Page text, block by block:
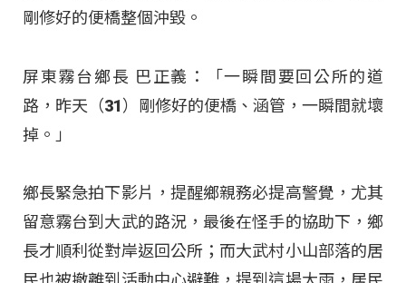
剛修好的便橋整個沖毀。
屏東霧台鄉長 巴正義：「一瞬間要回公所的道
路，昨天（31）剛修好的便橋、涵管，一瞬間就壞
掉。」
鄉長緊急拍下影片，提醒鄉親務必提高警覺，尤其
留意霧台到大武的路況，最後在怪手的協助下，鄉
長才順利從對岸返回公所；而大武村小山部落的居